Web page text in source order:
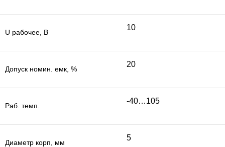
U рабочее, В
10
Допуск номин. емк, %
20
Раб. темп.
-40…105
Диаметр корп, мм
5